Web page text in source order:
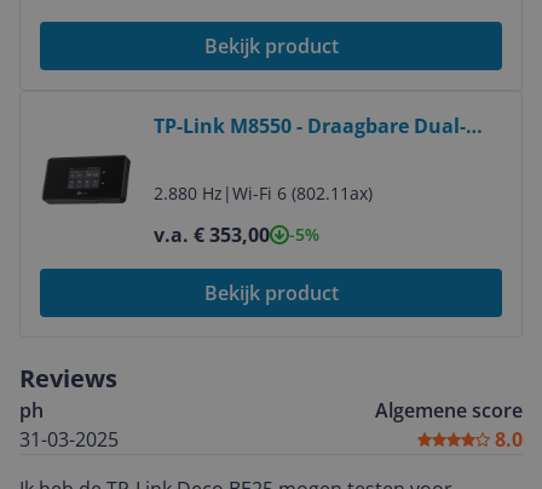
Bekijk product
TP-Link M8550 - Draagbare Dual-
2.880 Hz |Wi-Fi 6 (802.11ax)
v.a. € 353,00 -5%
Bekijk product
Reviews
ph
31-03-2025
Algemene score
8.0